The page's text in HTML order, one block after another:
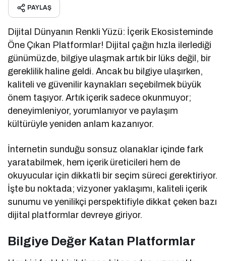
PAYLAŞ
Dijital Dünyanın Renkli Yüzü: İçerik Ekosisteminde
Öne Çıkan Platformlar! Dijital çağın hızla ilerlediği
günümüzde, bilgiye ulaşmak artık bir lüks değil, bir
gereklilik haline geldi. Ancak bu bilgiye ulaşırken,
kaliteli ve güvenilir kaynakları seçebilmek büyük
önem taşıyor. Artık içerik sadece okunmuyor;
deneyimleniyor, yorumlanıyor ve paylaşım
kültürüyle yeniden anlam kazanıyor.
İnternetin sunduğu sonsuz olanaklar içinde fark
yaratabilmek, hem içerik üreticileri hem de
okuyucular için dikkatli bir seçim süreci gerektiriyor.
İşte bu noktada; vizyoner yaklaşımı, kaliteli içerik
sunumu ve yenilikçi perspektifiyle dikkat çeken bazı
dijital platformlar devreye giriyor.
Bilgiye Değer Katan Platformlar